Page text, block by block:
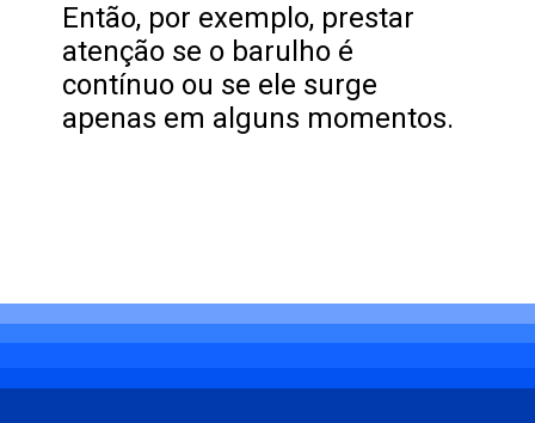
Então, por exemplo, prestar
atenção se o barulho é
contínuo ou se ele surge
apenas em alguns momentos.